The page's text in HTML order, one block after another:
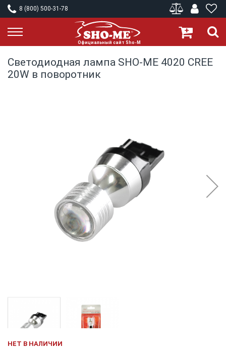
8 (800) 500-31-78
Светодиодная лампа SHO-ME 4020 CREE
20W в поворотник
to
НЕТ В НАЛИЧИИ